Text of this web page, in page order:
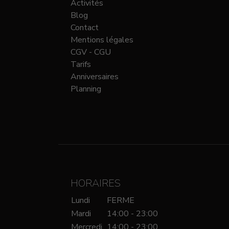
Activités
Blog
Contact
Mentions légales
CGV - CGU
Tarifs
Anniversaires
Planning
HORAIRES
Lundi
FERME
Mardi
14:00 - 23:00